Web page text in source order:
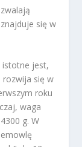
się w
istotne jest,
rozwija się w
roku
waga
g. W